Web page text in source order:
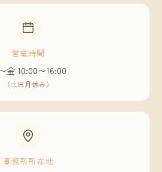
営業時間
金 10:00〜16:00
（土日月休み）
事務所所在地